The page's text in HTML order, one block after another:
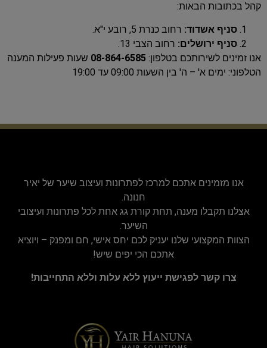
קהל בכתובות הבאות:
סניף אשדוד: רחוב כנרת 5, רובע י"א.
סניף ירושלים: רחוב הצבי 13.
אנו זמינים לשירותכם בטלפון: 08-864-6585 שעות פעילות המענה
הטלפוני: ימים א' – ה' בין השעות 09:00 עד 19:00
אנו מזמינים אתכם למרכז לפתרונות ועיצוב שיער של יאיר
חנונה.
אצלנו תקבלו מענה, תחת קורת גג אחת לכל פתרונות ועיצובי
השיער.
הצוות המקצועי שלנו יעניק לכם יחס אישי, חם ומפנק – ויוציא
אתכם הכי יפים שיש!
צרו קשר לפגישת ייעוץ ללא עלות וללא התחייבות!